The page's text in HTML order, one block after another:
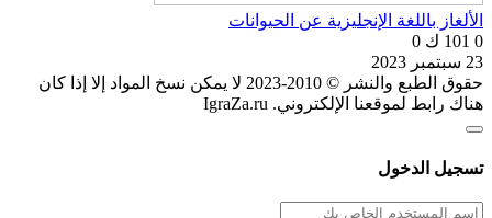
الألغاز باللغة الإنجليزية عن الحيوانات
0 101 ك
0
23 سبتمبر 2023
حقوق الطبع والنشر © 2010-2023 لا يمكن نسخ المواد إلا إذا كان
هناك رابط لموقعنا الإلكتروني. IgraZa.ru
تسجيل الدخول